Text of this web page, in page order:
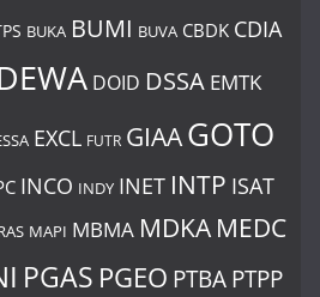
BUKA BUMI BUVA CBDK CDIA
DOID DSSA EMTK
EXCL FUTR GIAAGOTO
INCO INDY INET INTP ISAT
MAPI MBMA MDKA MEDC
PGAS PGEO PTBAPTPP